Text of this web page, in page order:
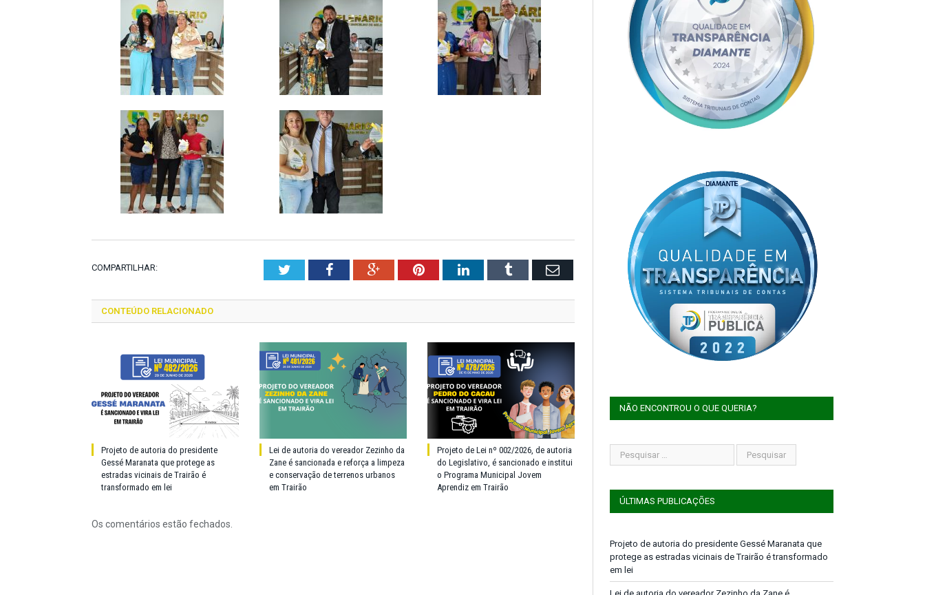
COMPARTILHAR: TwitterFacebookGoogle+PinterestLinkedInTumblr Email
CONTEÚDO RELACIONADO
Projeto de autoria do presidente
Gessé Maranata que protege as
estradas vicinais de Trairão é
transformado em lei
Lei de autoria do vereador Zezinho da
Zane é sancionada e reforça a limpeza
e conservação de terrenos urbanos
em Trairão
Projeto de Lei nº 002/2026, de autoria
do Legislativo, é sancionado e institui
o Programa Municipal Jovem
Aprendiz em Trairão
Os comentários estão fechados.
NÃO ENCONTROU O QUE QUERIA?
ÚLTIMAS PUBLICAÇÕES
Projeto de autoria do presidente Gessé Maranata que
protege as estradas vicinais de Trairão é transformado
em lei